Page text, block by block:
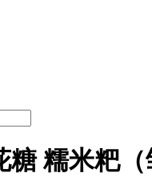
糖 糯米粑（